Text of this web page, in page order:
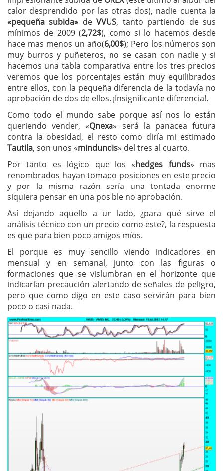
calor desprendido por las otras dos), nadie cuenta la
«pequeña subida» deVVUS, tanto partiendo de sus
mínimos de 2009 (2,72$), como si lo hacemos desde
hace mas menos un año(6,00$); Pero los números son
muy burros y puñeteros, no se casan con nadie y si
hacemos una tabla comparativa entre los tres precios
veremos que los porcentajes están muy equilibrados
entre ellos, con la pequeña diferencia de la todavía no
aprobación de dos de ellos. ¡Insignificante diferencia!.
Como todo el mundo sabe porque así nos lo están
queriendo vender, «Qnexa» será la panacea futura
contra la obesidad, el resto como diría mi estimado
Tautila, son unos «mindundis» del tres al cuarto.
Por tanto es lógico que los «hedges funds» mas
renombrados hayan tomado posiciones en este precio
y por la misma razón sería una tontada enorme
siquiera pensar en una posible no aprobación.
Así dejando aquello a un lado, ¿para qué sirve el
análisis técnico con un precio como este?, la respuesta
es que para bien poco amigos míos.
El porque es muy sencillo viendo indicadores en
mensual y en semanal, junto con las figuras o
formaciones que se vislumbran en el horizonte que
indicarían precaución alertando de señales de peligro,
pero que como digo en este caso servirán para bien
poco o casi nada.